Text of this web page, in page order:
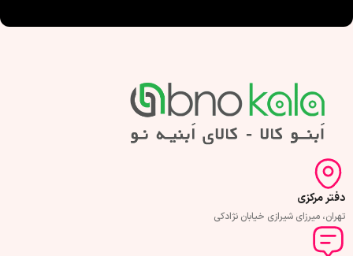
دفتر مرکزی
تهران، میرزای شیرازی خیابان نژادکی